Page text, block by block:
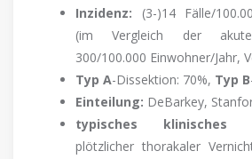
Inzidenz: (3-)14 Fälle/
(im Vergleich der akute
300/100.000 Einwohner/Jahr,
Typ A-Dissektion: 70%, Typ B
Einteilung: DeBarkey,
typisches klinisches
plötzlicher thorakaler